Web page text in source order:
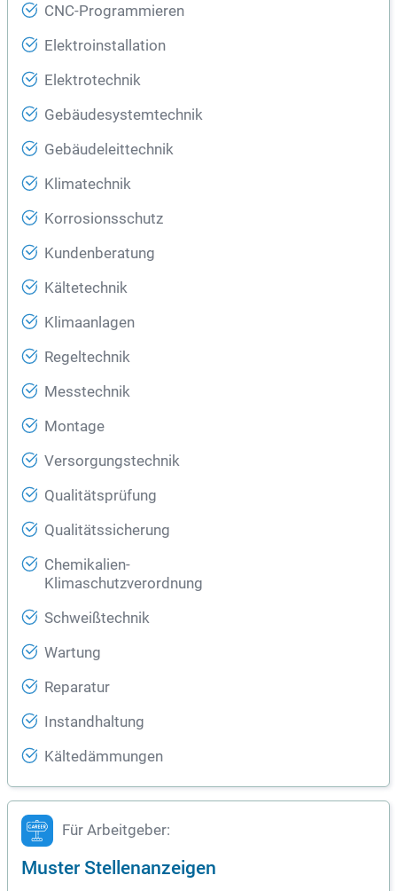
CNC-Programmieren
Elektroinstallation
Elektrotechnik
Gebäudesystemtechnik
Gebäudeleittechnik
Klimatechnik
Korrosionsschutz
Kundenberatung
Kältetechnik
Klimaanlagen
Regeltechnik
Messtechnik
Montage
Versorgungstechnik
Qualitätsprüfung
Qualitätssicherung
Chemikalien-
Klimaschutzverordnung
Schweißtechnik
Wartung
Reparatur
Instandhaltung
Kältedämmungen
Für Arbeitgeber:
Muster Stellenanzeigen